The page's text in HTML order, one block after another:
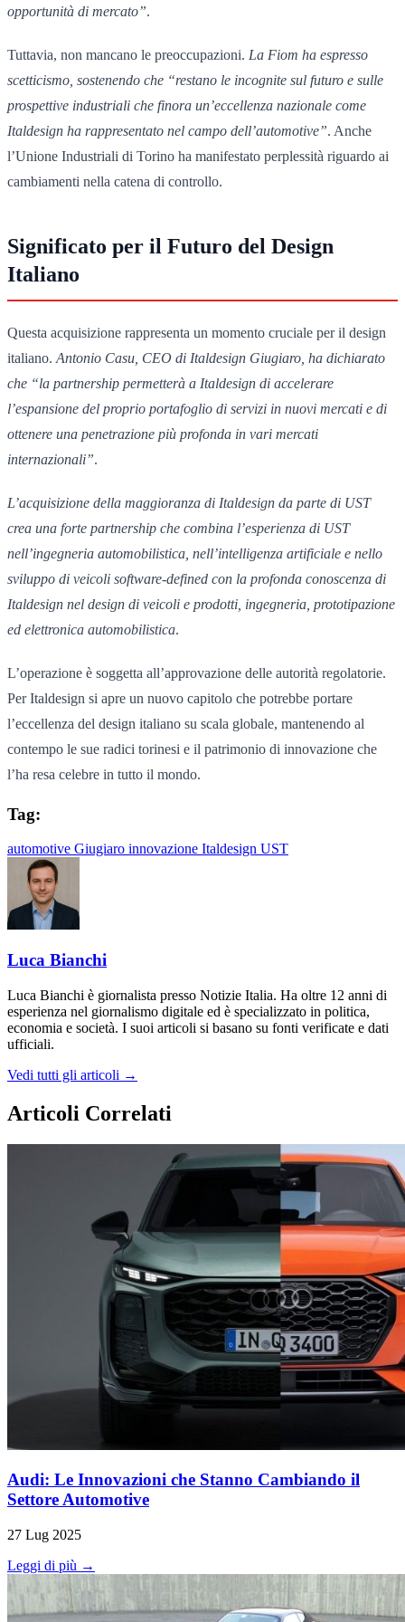
opportunità di mercato”.
Tuttavia, non mancano le preoccupazioni. La Fiom ha espresso
scetticismo, sostenendo che “restano le incognite sul futuro e sulle
prospettive industriali che finora un’eccellenza nazionale come
Italdesign ha rappresentato nel campo dell’automotive”. Anche
l’Unione Industriali di Torino ha manifestato perplessità riguardo ai
cambiamenti nella catena di controllo.
Significato per il Futuro del Design
Italiano
Questa acquisizione rappresenta un momento cruciale per il design
italiano. Antonio Casu, CEO di Italdesign Giugiaro, ha dichiarato
che “la partnership permetterà a Italdesign di accelerare
l’espansione del proprio portafoglio di servizi in nuovi mercati e di
ottenere una penetrazione più profonda in vari mercati
internazionali”.
L’acquisizione della maggioranza di Italdesign da parte di UST
crea una forte partnership che combina l’esperienza di UST
nell’ingegneria automobilistica, nell’intelligenza artificiale e nello
sviluppo di veicoli software-defined con la profonda conoscenza di
Italdesign nel design di veicoli e prodotti, ingegneria, prototipazione
ed elettronica automobilistica.
L’operazione è soggetta all’approvazione delle autorità regolatorie.
Per Italdesign si apre un nuovo capitolo che potrebbe portare
l’eccellenza del design italiano su scala globale, mantenendo al
contempo le sue radici torinesi e il patrimonio di innovazione che
l’ha resa celebre in tutto il mondo.
Tag:
automotive Giugiaro innovazione Italdesign UST
Luca Bianchi
Luca Bianchi è giornalista presso Notizie Italia. Ha oltre 12 anni di
esperienza nel giornalismo digitale ed è specializzato in politica,
economia e società. I suoi articoli si basano su fonti verificate e dati
ufficiali.
Vedi tutti gli articoli →
Articoli Correlati
Audi: Le Innovazioni che Stanno Cambiando il
Settore Automotive
27 Lug 2025
Leggi di più →